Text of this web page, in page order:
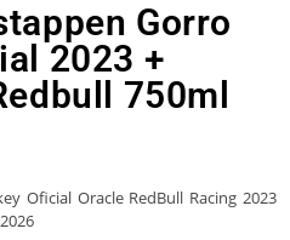
Gorro
2023 +
750ml
Oficial Oracle RedBull Racing 2023